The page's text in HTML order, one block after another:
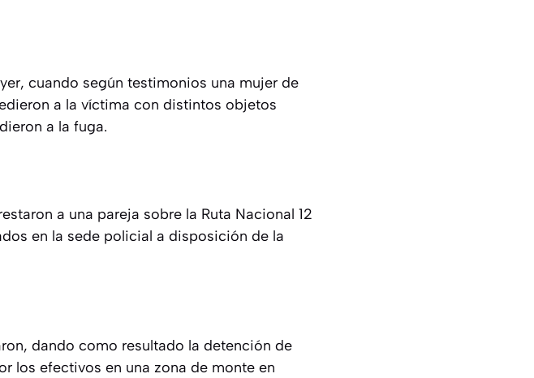
cuando según testimonios una mujer de
a la víctima con distintos objetos
a la fuga.
a una pareja sobre la Ruta Nacional 12
en la sede policial a disposición de la
dando como resultado la detención de
los efectivos en una zona de monte en